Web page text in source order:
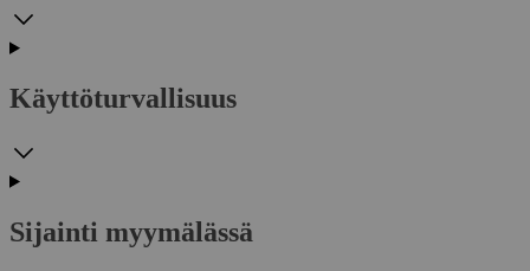
Käyttöturvallisuus
Sijainti myymälässä